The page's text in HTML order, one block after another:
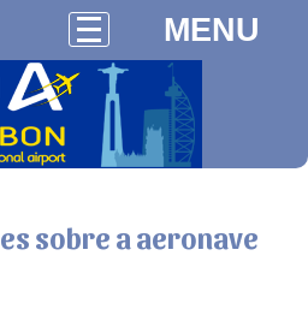
MENU
sobre a aeronave